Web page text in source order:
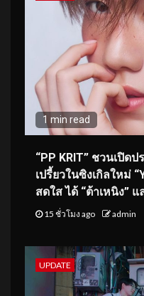
1 min read
“PP KRIT” ชวนเปิ
เปรี้ยวในซิงเกิลใหม่
สดใส ได้ “ต้าเหนิง”
15 ชั่วโมง ago admin
UPDATE